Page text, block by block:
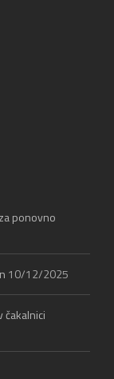
ponovno
10/12/2025
čakalnici